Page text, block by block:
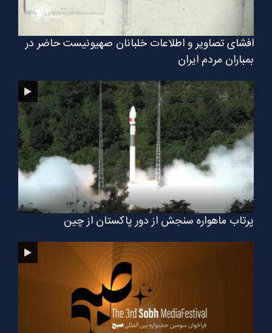
افشای تصاویر و اطلاعات خلبانان صهیونیست حاضر در
بمباران مردم ایران
پرتاب ماهواره سنجش از دور پاکستان از چین